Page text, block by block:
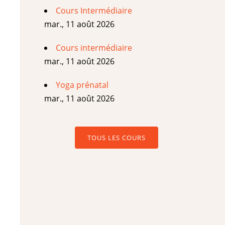
Cours Intermédiaire
mar., 11 août 2026
Cours intermédiaire
mar., 11 août 2026
Yoga prénatal
mar., 11 août 2026
TOUS LES COURS